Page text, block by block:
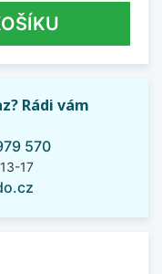
Rádi vám
570
17